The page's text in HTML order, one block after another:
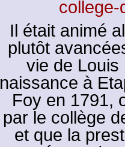
Il était animé
plutôt
vie de Louis
naissance à
Foy en 1791,
par le collège
et que la